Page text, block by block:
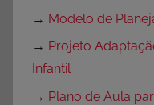
→ Modelo de
→ Projeto
Infantil
→ Plano de Aula